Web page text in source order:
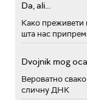
Da, ali...
Како преживети
шта нас
Dvojnik mog oca
Вероватно
сличну ДНК